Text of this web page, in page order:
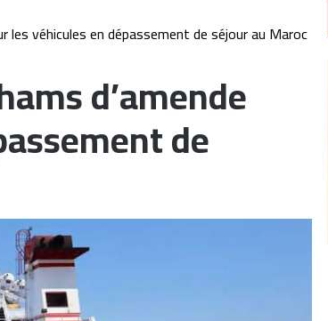
les véhicules en dépassement de séjour au Maroc
d’amende
de